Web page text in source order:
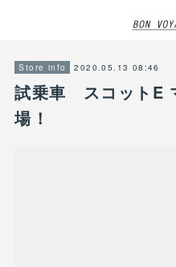
Store info 2020.05.13 08:46
試乗車 スコットE
場！